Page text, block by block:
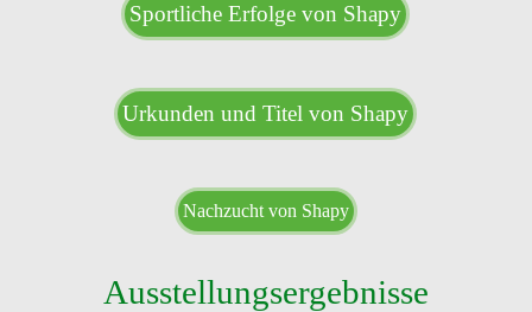
Sportliche Erfolge von Shapy
Urkunden und Titel von Shapy
Nachzucht von Shapy
Ausstellungsergebnisse